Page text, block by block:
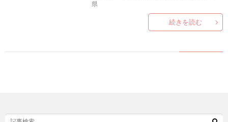
合
県
続きを読む